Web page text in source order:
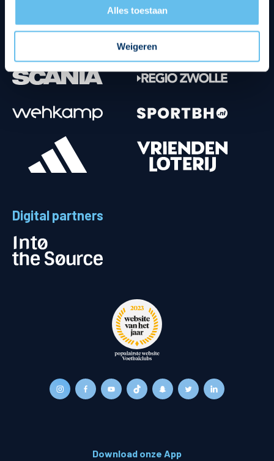
Alles toestaan
Weigeren
Digital partners
Download onze App